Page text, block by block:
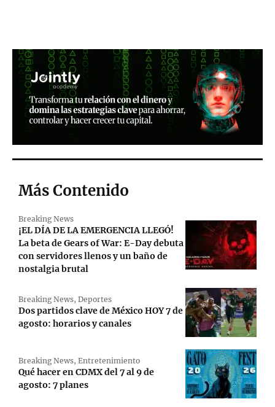
Más Contenido
Breaking News
¡EL DÍA DE LA EMERGENCIA LLEGÓ!
La beta de Gears of War: E-Day debuta
con servidores llenos y un baño de
nostalgia brutal
Breaking News, Deportes
Dos partidos clave de México HOY 7 de
agosto: horarios y canales
Breaking News, Entretenimiento
Qué hacer en CDMX del 7 al 9 de
agosto: 7 planes